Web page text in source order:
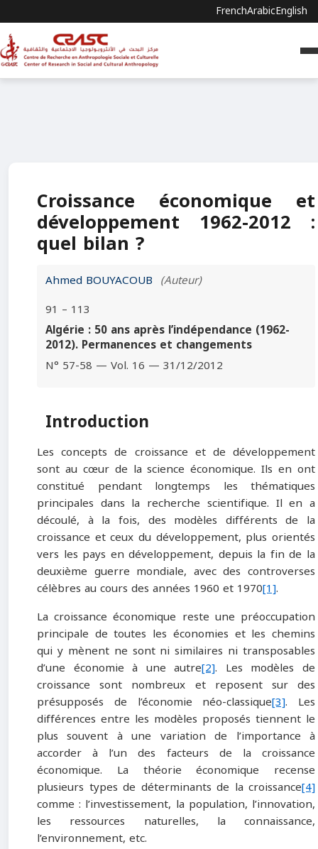
FrenchArabicEnglish
Croissance économique et
développement 1962-2012 :
quel bilan ?
Ahmed BOUYACOUB (Auteur)
91 – 113
Algérie : 50 ans après l’indépendance (1962-
2012). Permanences et changements
N° 57-58 — Vol. 16 — 31/12/2012
Introduction
Les concepts de croissance et de développement
sont au cœur de la science économique. Ils en ont
constitué pendant longtemps les thématiques
principales dans la recherche scientifique. Il en a
découlé, à la fois, des modèles différents de la
croissance et ceux du développement, plus orientés
vers les pays en développement, depuis la fin de la
deuxième guerre mondiale, avec des controverses
célèbres au cours des années 1960 et 1970[1].
La croissance économique reste une préoccupation
principale de toutes les économies et les chemins
qui y mènent ne sont ni similaires ni transposables
d’une économie à une autre[2]. Les modèles de
croissance sont nombreux et reposent sur des
présupposés de l’économie néo-classique[3]. Les
différences entre les modèles proposés tiennent le
plus souvent à une variation de l’importance à
accorder à l’un des facteurs de la croissance
économique. La théorie économique recense
plusieurs types de déterminants de la croissance[4]
comme : l’investissement, la population, l’innovation,
les ressources naturelles, la connaissance,
l’environnement, etc.